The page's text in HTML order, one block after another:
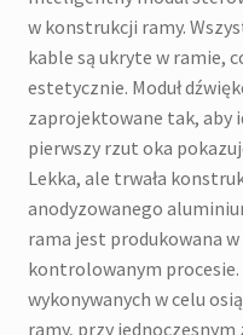
w konstrukcji ramy.
kable są ukryte w ramie,
estetycznie. Moduł
zaprojektowane tak, aby
pierwszy rzut oka
Lekka, ale trwała
anodyzowanego
rama jest produkowana
kontrolowanym procesie.
wykonywanych w celu
ramy, przy